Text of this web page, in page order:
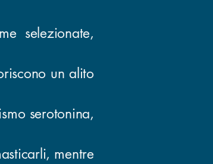
selezionate,
un alito
serotonina,
mentre